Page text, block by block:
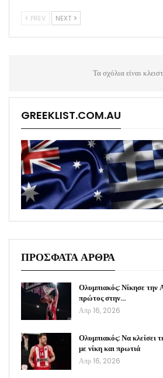
PREV NEXT
Τα σχόλια είναι
GREEKLIST.COM.AU
ΠΡΟΣΦΑΤΑ ΑΡΘΡΑ
Ολυμπιακός: Νίκησε την
πρώτος στην…
Απρ 16, 2026
Ολυμπιακός: Να
με νίκη και πρωτιά
Απρ 16, 2026